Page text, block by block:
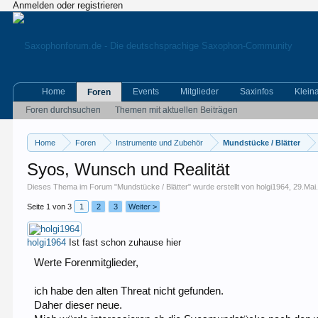
Anmelden oder registrieren
Home Foren Instrumente und Zubehör Mundstücke / Blätter
Syos, Wunsch und Realität
Dieses Thema im Forum "Mundstücke / Blätter" wurde erstellt vonholgi1964 ,
Seite 1 von 3 1 2 3 Weiter >
holgi1964 Ist fast schon zuhause hier
Werte Forenmitglieder,
ich habe den alten Threat nicht gefunden.
Daher dieser neue.
Home
Foren
Foren durchsuchen
Themen mit aktuellen Beiträgen
Events Mitglieder Saxinfos